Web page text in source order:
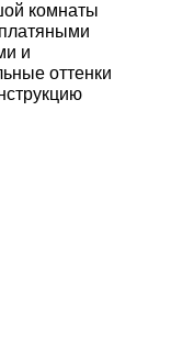
комнаты
и
оттенки